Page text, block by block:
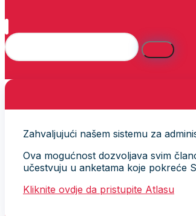
Zahvaljujući našem sistemu za
Ova mogućnost dozvoljava svim
učestvuju u anketama koje pokreće
Kliknite ovdje da pristupite Atlasu